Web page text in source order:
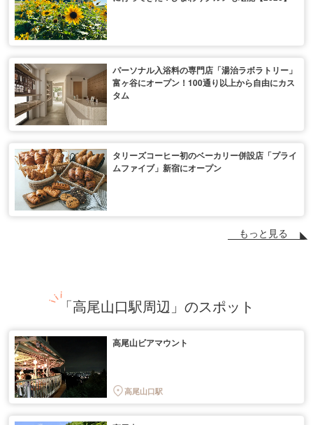
パーソナル入浴料の専門店「湯治ラボラトリー」
富ヶ谷にオープン！100通り以上から自由にカス
タム
タリーズコーヒー初のベーカリー併設店「プライ
ムファイブ」新宿にオープン
もっと見る
「高尾山口駅周辺」のスポット
高尾山ビアマウント
高尾山口駅